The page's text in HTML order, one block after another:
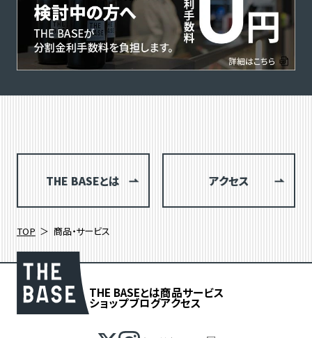
THE BASEとは アクセス
TOP 商品・サービス
THE BASEとは商品サービス
ショップブログアクセス